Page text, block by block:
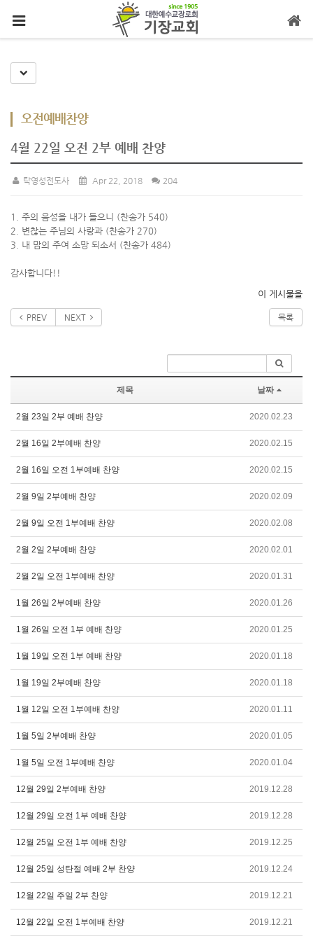
Toggle Dropdown
오전예배찬양
4월 22일 오전 2부 예배 찬양
탁영성전도사 Apr 22, 2018 204
1. 주의 음성을 내가 들으니 (찬송가 540)
2. 변찮는 주님의 사랑과 (찬송가 270)
3. 내 맘의 주여 소망 되소서 (찬송가 484)
감사합니다!!
이 게시물을
PREV NEXT 목록
제목 날짜
2월 23일 2부 예배 찬양 2020.02.23
2월 16일 2부예배 찬양 2020.02.15
2월 16일 오전 1부예배 찬양 2020.02.15
2월 9일 2부예배 찬양 2020.02.09
2월 9일 오전 1부예배 찬양 2020.02.08
2월 2일 2부예배 찬양 2020.02.01
2월 2일 오전 1부예배 찬양 2020.01.31
1월 26일 2부예배 찬양 2020.01.26
1월 26일 오전 1부 예배 찬양 2020.01.25
1월 19일 오전 1부 예배 찬양 2020.01.18
1월 19일 2부예배 찬양 2020.01.18
1월 12일 오전 1부예배 찬양 2020.01.11
1월 5일 2부예배 찬양 2020.01.05
1월 5일 오전 1부예배 찬양 2020.01.04
12월 29일 2부예배 찬양 2019.12.28
12월 29일 오전 1부 예배 찬양 2019.12.28
12월 25일 오전 1부 예배 찬양 2019.12.25
12월 25일 성탄절 예배 2부 찬양 2019.12.24
12월 22일 주일 2부 찬양 2019.12.21
12월 22일 오전 1부예배 찬양 2019.12.21